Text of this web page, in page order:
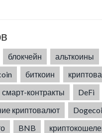
блокчейн
альткоины
биткоин
смарт-контракты DeFi
криптовалют
BNB